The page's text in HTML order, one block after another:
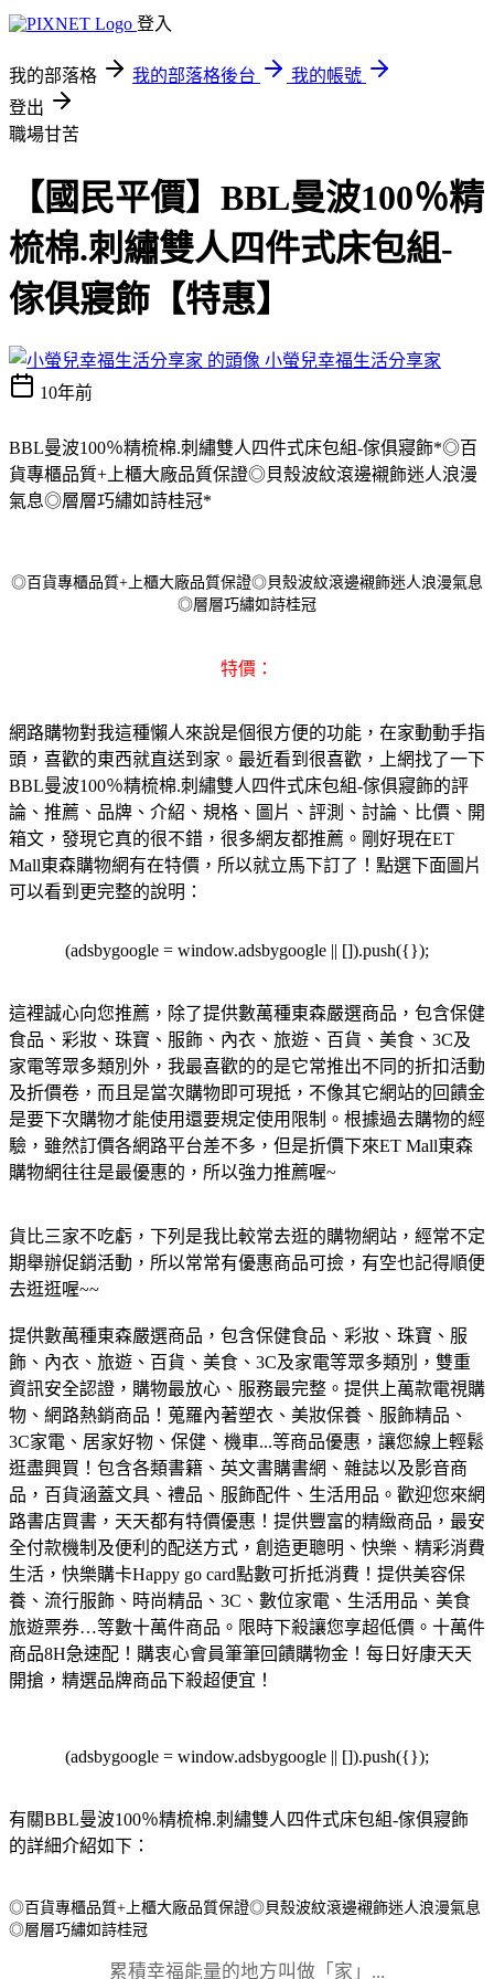
登入
我的部落格 我的部落格後台
我的帳號
登出
職場甘苦
【國民平價】BBL曼波100％精
梳棉.刺繡雙人四件式床包組-
傢俱寢飾【特惠】
小螢兒幸福生活分享家
10年前
BBL曼波100％精梳棉.刺繡雙人四件式床包組-傢俱寢飾*◎百
貨專櫃品質+上櫃大廠品質保證◎貝殼波紋滾邊襯飾迷人浪漫
氣息◎層層巧繡如詩桂冠*
◎百貨專櫃品質+上櫃大廠品質保證◎貝殼波紋滾邊襯飾迷人浪漫氣息
◎層層巧繡如詩桂冠
特價：
網路購物對我這種懶人來說是個很方便的功能，在家動動手指
頭，喜歡的東西就直送到家。最近看到很喜歡，上網找了一下
BBL曼波100％精梳棉.刺繡雙人四件式床包組-傢俱寢飾的評
論、推薦、品牌、介紹、規格、圖片、評測、討論、比價、開
箱文，發現它真的很不錯，很多網友都推薦。剛好現在ET
Mall東森購物網有在特價，所以就立馬下訂了！點選下面圖片
可以看到更完整的說明：
(adsbygoogle = window.adsbygoogle || []).push({});
這裡誠心向您推薦，除了提供數萬種東森嚴選商品，包含保健
食品、彩妝、珠寶、服飾、內衣、旅遊、百貨、美食、3C及
家電等眾多類別外，我最喜歡的的是它常推出不同的折扣活動
及折價卷，而且是當次購物即可現抵，不像其它網站的回饋金
是要下次購物才能使用還要規定使用限制。根據過去購物的經
驗，雖然訂價各網路平台差不多，但是折價下來ET Mall東森
購物網往往是最優惠的，所以強力推薦喔~
貨比三家不吃虧，下列是我比較常去逛的購物網站，經常不定
期舉辦促銷活動，所以常常有優惠商品可撿，有空也記得順便
去逛逛喔~~
提供數萬種東森嚴選商品，包含保健食品、彩妝、珠寶、服
飾、內衣、旅遊、百貨、美食、3C及家電等眾多類別，雙重
資訊安全認證，購物最放心、服務最完整。 提供上萬款電視購
物、網路熱銷商品！蒐羅內著塑衣、美妝保養、服飾精品、
3C家電、居家好物、保健、機車...等商品優惠，讓您線上輕鬆
逛盡興買！ 包含各類書籍、英文書購書網、雜誌以及影音商
品，百貨涵蓋文具、禮品、服飾配件、生活用品。歡迎您來網
路書店買書，天天都有特價優惠！ 提供豐富的精緻商品，最安
全付款機制及便利的配送方式，創造更聰明、快樂、精彩消費
生活，快樂購卡Happy go card點數可折抵消費！ 提供美容保
養、流行服飾、時尚精品、3C、數位家電、生活用品、美食
旅遊票券…等數十萬件商品。限時下殺讓您享超低價。 十萬件
商品8H急速配！購衷心會員筆筆回饋購物金！每日好康天天
開搶，精選品牌商品下殺超便宜！
(adsbygoogle = window.adsbygoogle || []).push({});
有關BBL曼波100％精梳棉.刺繡雙人四件式床包組-傢俱寢飾
的詳細介紹如下：
◎百貨專櫃品質+上櫃大廠品質保證◎貝殼波紋滾邊襯飾迷人浪漫氣息
◎層層巧繡如詩桂冠
累積幸福能量的地方叫做「家」...